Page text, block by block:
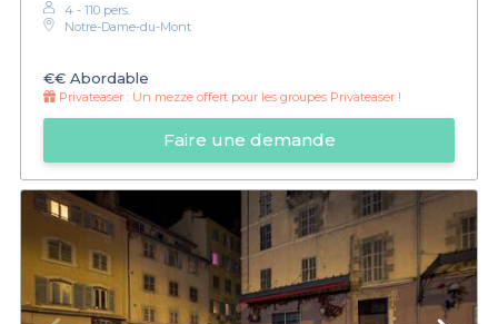
4 - 110 pers.
Notre-Dame-du-Mont
€€ Abordable
Privateaser : Un mezze offert pour les groupes Privateaser !
Faire une demande